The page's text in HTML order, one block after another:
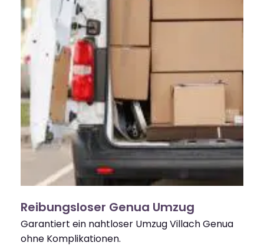
Reibungsloser Genua Umzug
Garantiert ein nahtloser Umzug Villach Genua
ohne Komplikationen.